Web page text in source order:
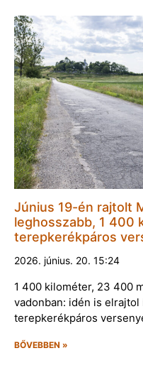
Június 19-én rajtolt
leghosszabb, 1 400
terepkerékpáros
2026. június. 20. 15:24
1 400 kilométer, 23 400
vadonban: idén is
terepkerékpáros
BŐVEBBEN »